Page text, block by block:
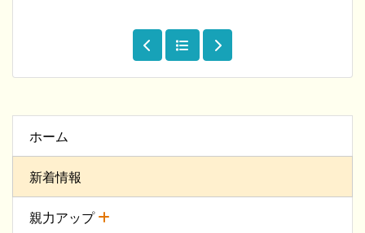
ホーム
新着情報
親力アップ